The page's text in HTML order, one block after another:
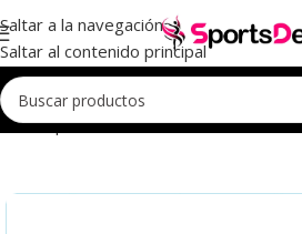
Saltar a la navegación
Saltar al contenido principal
Inicio Aparatos Mazas Mazas Iniciación